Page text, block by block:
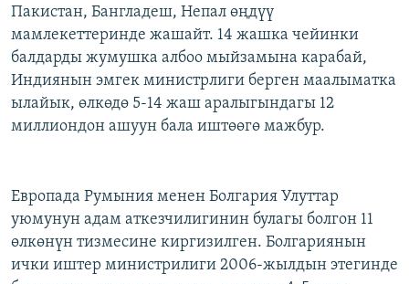
Пакистан, Бангладеш, Непал өңдүү
мамлекеттеринде жашайт. 14 жашка чейинки
балдарды жумушка албоо мыйзамына карабай,
Индиянын эмгек министрлиги берген маалыматка
ылайык, өлкөдө 5-14 жаш аралыгындагы 12
миллиондон ашуун бала иштөөгө мажбур.
Европада Румыния менен Болгария Улуттар
уюмунун адам аткезчилигинин булагы болгон 11
өлкөнүн тизмесине киргизилген. Болгариянын
ички иштер министрилиги 2006-жылдын этегинде